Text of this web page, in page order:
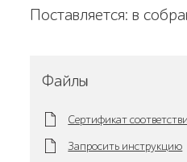
Поставляется: в
Файлы
Сертификат
Запросить инструкцию